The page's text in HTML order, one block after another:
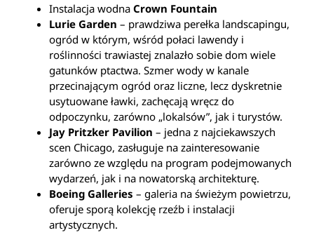
Instalacja wodna Crown Fountain
Lurie Garden – prawdziwa perełka landscapingu,
ogród w którym, wśród połaci lawendy i
roślinności trawiastej znalazło sobie dom wiele
gatunków ptactwa. Szmer wody w kanale
przecinającym ogród oraz liczne, lecz dyskretnie
usytuowane ławki, zachęcają wręcz do
odpoczynku, zarówno „lokalsów”, jak i turystów.
Jay Pritzker Pavilion – jedna z najciekawszych
scen Chicago, zasługuje na zainteresowanie
zarówno ze względu na program podejmowanych
wydarzeń, jak i na nowatorską architekturę.
Boeing Galleries – galeria na świeżym powietrzu,
oferuje sporą kolekcję rzeźb i instalacji
artystycznych.